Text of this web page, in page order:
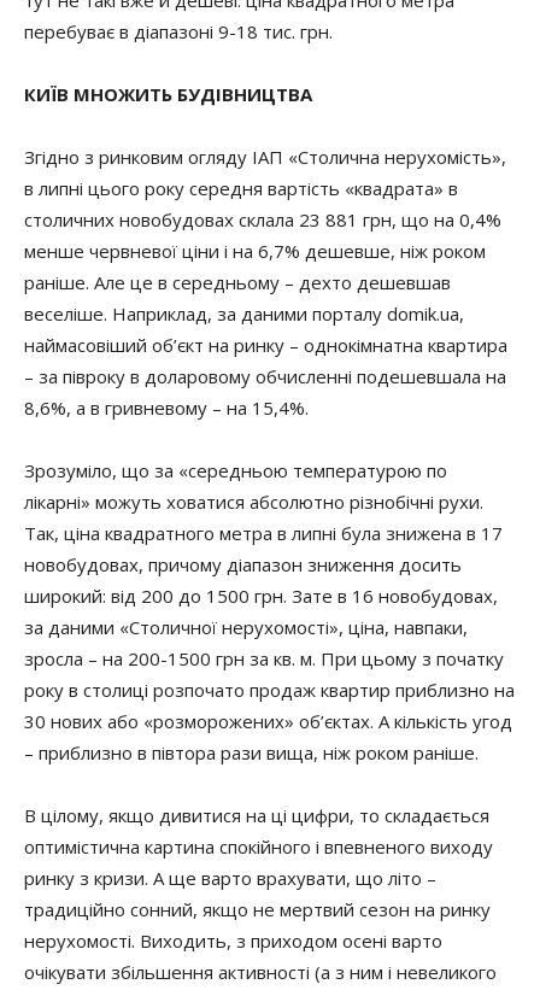
перебуває в діапазоні 9-18 тис. грн.
КИЇВ МНОЖИТЬ БУДІВНИЦТВА
Згідно з ринковим огляду ІАП «Столична нерухомість»,
в липні цього року середня вартість «квадрата» в
столичних новобудовах склала 23 881 грн, що на 0,4%
менше червневої ціни і на 6,7% дешевше, ніж роком
раніше. Але це в середньому – дехто дешевшав
веселіше. Наприклад, за даними порталу domik.ua,
наймасовіший об’єкт на ринку – однокімнатна квартира
– за півроку в доларовому обчисленні подешевшала на
8,6%, а в гривневому – на 15,4%.
Зрозуміло, що за «середньою температурою по
лікарні» можуть ховатися абсолютно різнобічні рухи.
Так, ціна квадратного метра в липні була знижена в 17
новобудовах, причому діапазон зниження досить
широкий: від 200 до 1500 грн. Зате в 16 новобудовах,
за даними «Столичної нерухомості», ціна, навпаки,
зросла – на 200-1500 грн за кв. м. При цьому з початку
року в столиці розпочато продаж квартир приблизно на
30 нових або «розморожених» об’єктах. А кількість угод
– приблизно в півтора рази вища, ніж роком раніше.
В цілому, якщо дивитися на ці цифри, то складається
оптимістична картина спокійного і впевненого виходу
ринку з кризи. А ще варто врахувати, що літо –
традиційно сонний, якщо не мертвий сезон на ринку
нерухомості. Виходить, з приходом осені варто
очікувати збільшення активності (а з ним і невеликого